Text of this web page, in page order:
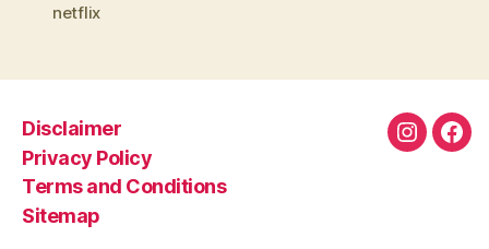
netflix
Disclaimer
Privacy Policy
Terms and Conditions
Sitemap